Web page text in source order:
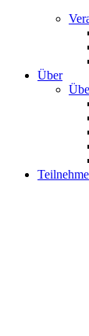
Über